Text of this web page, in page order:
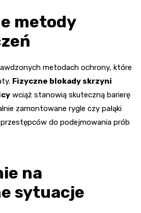
metody
metodach ochrony, które
Fizyczne blokady skrzyni
wciąż stanowią skuteczną barierę
zamontowane rygle czy pałąki
do podejmowania prób
na
sytuacje